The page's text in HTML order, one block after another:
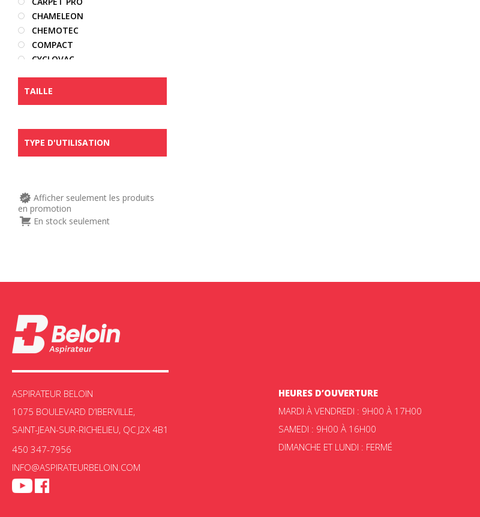
CHAMELEON
CHEMOTEC
COMPACT
CYCLOVAC
DIRT DEVIL
DRAINVAC
EDIC
ELECTROLUX
EUREKA
FILTER QUEEN
FROST
KLEENEX
LAVO
MIELE
NILFISK
NUMATIC
PERFECT
PHARAO
PLASTIFLEX
PROTEAM
PULLMAN
RICCAR
TAILLE
TYPE D'UTILISATION
Afficher seulement les produits
en promotion
En stock seulement
ASPIRATEUR BELOIN
1075 BOULEVARD D’IBERVILLE,
SAINT-JEAN-SUR-RICHELIEU, QC J2X 4B1
450 347-7956
INFO@ASPIRATEURBELOIN.COM
HEURES D’OUVERTURE
MARDI À VENDREDI : 9H00 À 17H00
SAMEDI : 9H00 À 16H00
DIMANCHE ET LUNDI : FERMÉ